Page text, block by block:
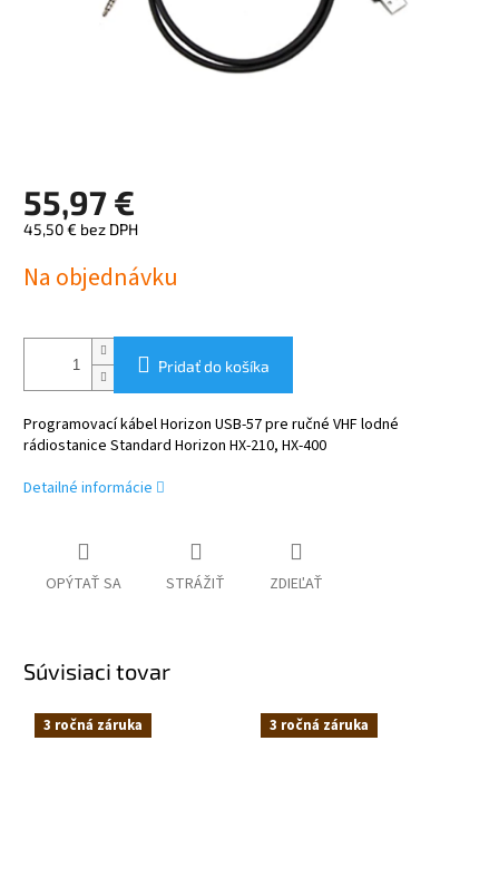
55,97 €
45,50 € bez DPH
cena:
Na objednávku
Pridať do košíka
Programovací kábel Horizon USB-57 pre ručné VHF lodné
rádiostanice Standard Horizon HX-210, HX-400
Detailné informácie
OPÝTAŤ SA STRÁŽIŤ ZDIEĽAŤ
Súvisiaci tovar
3 ročná záruka 3 ročná záruka